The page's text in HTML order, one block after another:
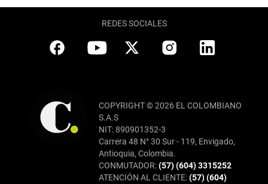
REDES SOCIALES
COPYRIGHT © 2026 EL COLOMBIANO
S.A.S
NIT: 890901352-3
Carrera 48 N° 30 Sur - 119, Envigado,
Antioquia, Colombia.
CONMUTADOR:(57) (604) 3315252
ATENCIÓN AL CLIENTE:(57) (604)